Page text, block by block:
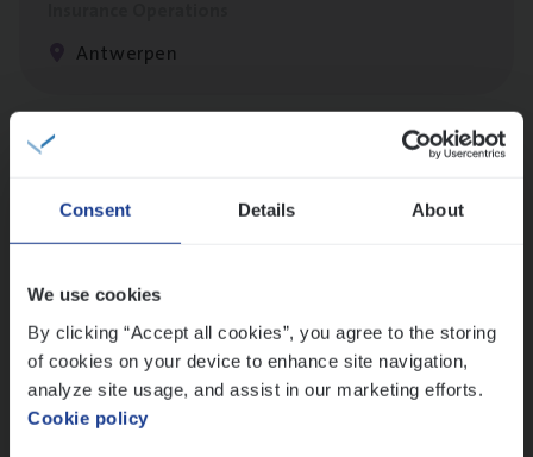
Consent Details About
We use cookies
By clicking “Accept all cookies”, you agree to the storing
of cookies on your device to enhance site navigation,
analyze site usage, and assist in our marketing efforts.
Cookie policy
Antwerpen
Dos­sier­be­heer­der Pro­per­ty verzekeringen
Insurance Operations
Antwerpen en Hasselt
Dos­sier­be­heer­der Onder­ne­min­gen Van­b­
re­da Huys­mans — Mechelen
Insurance Operations